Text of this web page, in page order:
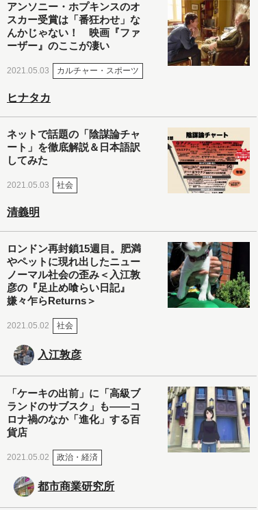
アンソニー・ホプキンスのオ
スカー受賞は「番狂わせ」な
んかじゃない！ 映画『ファ
ーザー』のここが凄い
2021.05.03 カルチャー・スポーツ
ヒナタカ
ネットで話題の「陰謀論チャ
ート」を徹底解説＆日本語訳
してみた
2021.05.03 社会
清義明
ロンドン再封鎖15週目。肥満
やペットに現れ出したニュー
ノーマル社会の歪み＜入江敦
彦の『足止め喰らい日記』
嫌々乍らReturns＞
2021.05.02 社会
入江敦彦
「ケーキの出前」に「高級ブ
ランドのサブスク」も――コ
ロナ禍のなか「進化」する百
貨店
2021.05.02 政治・経済
都市商業研究所